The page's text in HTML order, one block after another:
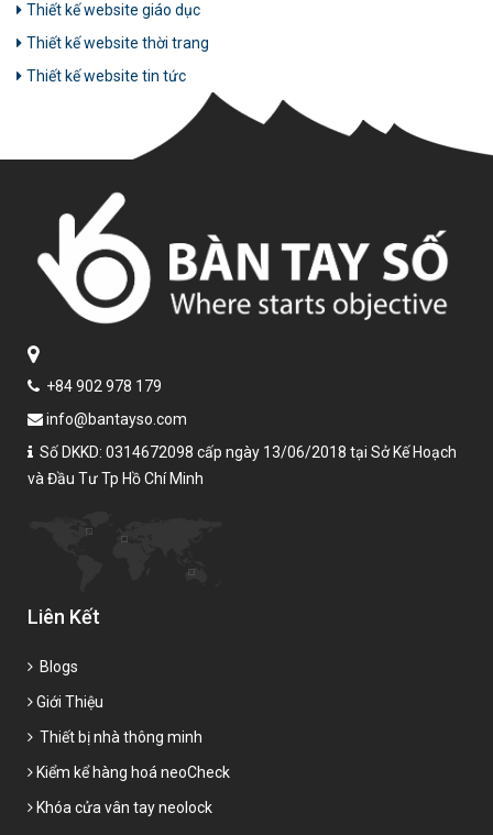
Thiết kế website giáo dục
Thiết kế website thời trang
Thiết kế website tin tức
+84 902 978 179
info@bantayso.com
Số DKKD: 0314672098 cấp ngày 13/06/2018 tại Sở Kế Hoạch
và Đầu Tư Tp Hồ Chí Minh
Liên Kết
Blogs
Giới Thiệu
Thiết bị nhà thông minh
Kiểm kể hàng hoá neoCheck
Khóa cửa vân tay neolock